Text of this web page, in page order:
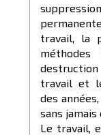
travail, la
travail et
des
sans jamais
Le travail,